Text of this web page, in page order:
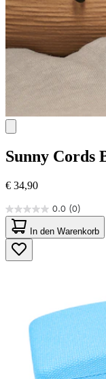
Sunny Cords
€ 34,90
0.0 (0)
0.0
von
5
Sternen.
In den Warenkorb